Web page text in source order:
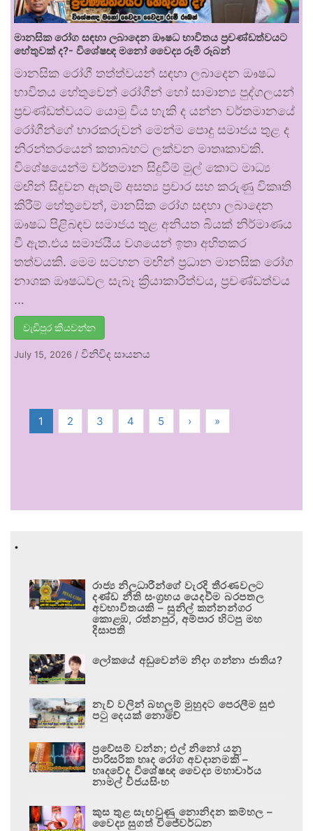
මානසික රෝග සඳහා ලබාදෙන ඖෂධ භාවිතය ප්‍රචණ්ඩත්වයට
හේතුවක් ද?- විශේෂඥ මනෝ වෛද්‍ය රූමි රූබන්
මානසික රෝගී තත්ත්වයන් සඳහා ලබාදෙන ඖෂධ
භාවිතය හේතුවෙන් රෝගීන් හෝ සාමාන්‍ය පුද්ගලයන්
ප්‍රචණ්ඩත්වයට යොමු විය හැකි ද යන්න වර්තමානයේ
රෝගීන්ගේ භාරකරුවන් මෙන්ම පොදු සමාජය තුළ ද
නිරන්තරයෙන් කතාබහට ලක්වන මාතෘකාවකි.
විශේෂයෙන්ම වර්තමාන සිදුවීම් මුල් කොට මාධ්‍ය
මඟින් සිදුවන ඇතැම් අසත්‍ය ප්‍රචාර සහ කරුණු විකෘති
කිරීම් හේතුවෙන්, මානසික රෝග සඳහා ලබාදෙන
ඖෂධ පිළිබඳව සමාජය තුළ අනියත බියක් නිර්මාණය
වී ඇත.එය සමාජයීය වශයෙන් ඉතා අහිතකර
තත්වයකි. මෙම සටහන මඟින් ප්‍රධාන මානසික රෝග
නාශක ඖෂධවල සැබෑ ක්‍රියාකාරීත්වය, ප්‍රචණ්ඩත්වය
…
වැඩිපුර කියවන්න
July 15, 2026 / විනිවිද සායනය
1 2 3 4 5 › »
.
රාජ්‍ය නිලධාරීන්ගේ වැරදි තීරණවලට
දණ්ඩ නීති සංග්‍රහය යෙදවීම බරපතල
අවභාවිතයකි – සුනිල් කන්නන්ගර
කොළඹ, රත්නපුර, අම්පාර හිටපු මහ
දිසාපති
ලෝකයේ අඩුවෙන්ම නිදා ගන්නා ජාතිය?
නැව් වලින් බහලුම් මුහුදට පෙරලීම සුළු
පටු දෙයක් නොවේ
ප්‍රවේසම් වන්න; එල් නිනෝ යනු
පාරිසරික හෘද රෝග අවදානමකි –
හෘදවේද විශේෂඥ වෛද්‍ය මහාචාර්ය
නාමල් විජයසිංහ
කුස තුළ සැඟවුණු නොනිදන කම්හල –
වෛද්‍ය සුගත් විජේවර්ධන